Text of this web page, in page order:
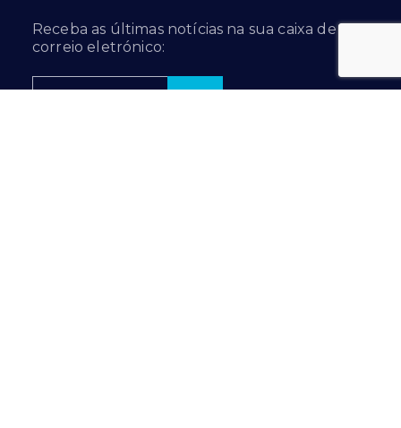
Receba as últimas notícias na sua caixa de
correio eletrónico: